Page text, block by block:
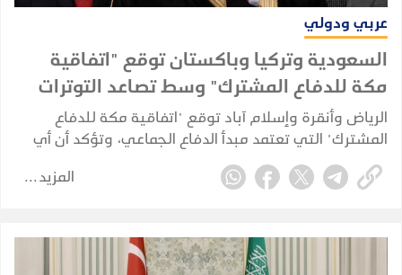
عربي ودولي
السعودية وتركيا وباكستان توقع "اتفاقية
مكة للدفاع المشترك" وسط تصاعد التوترات
الإقليمية
الرياض وأنقرة وإسلام آباد توقع "اتفاقية مكة للدفاع
المشترك" التي تعتمد مبدأ الدفاع الجماعي، وتؤكد أن أي
هجوم على إحدى الدول الثلاث يُعد هجومًا على الجميع،
مع تأكيد أن الاتفاقية دفاعية ولا تستهدف أي طرف.المزيد